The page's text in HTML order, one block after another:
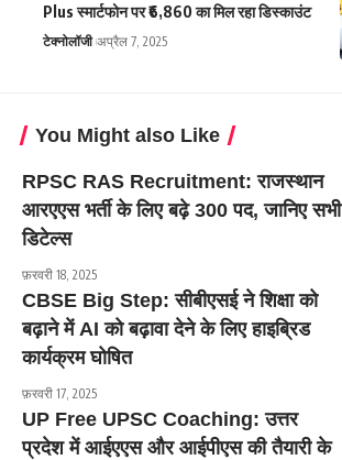
Plus स्मार्टफोन पर ₹6,860 का मिल रहा डिस्काउंट
टेक्नोलॉजी अप्रैल 7, 2025
You Might also Like
RPSC RAS Recruitment: राजस्थान
आरएएस भर्ती के लिए बढ़े 300 पद, जानिए सभी
डिटेल्स
फ़रवरी 18, 2025
CBSE Big Step: सीबीएसई ने शिक्षा को
बढ़ाने में AI को बढ़ावा देने के लिए हाइब्रिड
कार्यक्रम घोषित
फ़रवरी 17, 2025
UP Free UPSC Coaching: उत्तर
प्रदेश में आईएएस और आईपीएस की तैयारी के